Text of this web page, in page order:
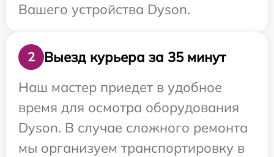
Вашего устройства Dyson.
2
Выезд курьера за 35 минут
Наш мастер приедет в удобное
время для осмотра оборудования
Dyson. В случае сложного ремонта
мы организуем транспортировку в